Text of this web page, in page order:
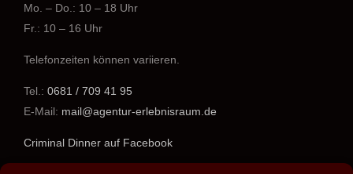
Mo. – Do.: 10 – 18 Uhr
Fr.: 10 – 16 Uhr
Telefonzeiten können variieren.
Tel.: 0681 / 709 41 95
E-Mail: mail@agentur-erlebnisraum.de
Criminal Dinner auf Facebook